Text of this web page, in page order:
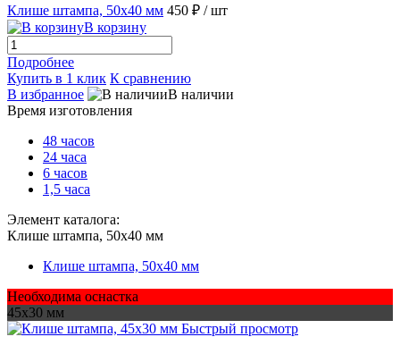
Клише штампа, 50х40 мм 450 ₽ / шт
В корзину
Подробнее
Купить в 1 клик К сравнению
В избранное
В наличии
Время изготовления
48 часов
24 часа
6 часов
1,5 часа
Элемент каталога:
Клише штампа, 50х40 мм
Клише штампа, 50х40 мм
Необходима оснастка
45х30 мм
Быстрый просмотр